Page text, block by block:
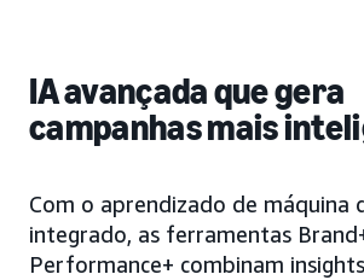
IA avançada que gera
campanhas mais
Com o aprendizado de máquina
integrado, as ferramentas
Performance+ combinam